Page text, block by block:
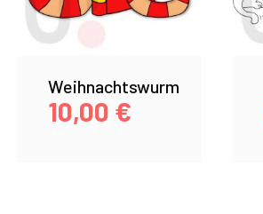
Weihnachtswurm
10,00 €